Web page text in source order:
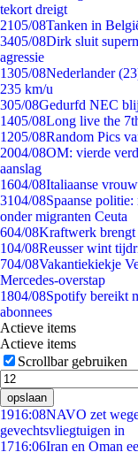
tekort dreigt
2105/08Tanken in
3405/08Dirk sluit
agressie
1305/08Nederlander
235 km/u
305/08Gedurfd NEC
1405/08Long live the
1205/08Random Pics
2004/08OM: vierde
aanslag
1604/08Italiaanse
3104/08Spaanse
onder migranten Ceuta
604/08Kraftwerk brengt
104/08Reusser wint
704/08Vakantiekiekje
Mercedes-overstap
1804/08Spotify bereikt
abonnees
Actieve items
Actieve items
Scrollbar gebruiken
opslaan
1916:08NAVO zet
gevechtsvliegtuigen in
1716:06Iran en Oman